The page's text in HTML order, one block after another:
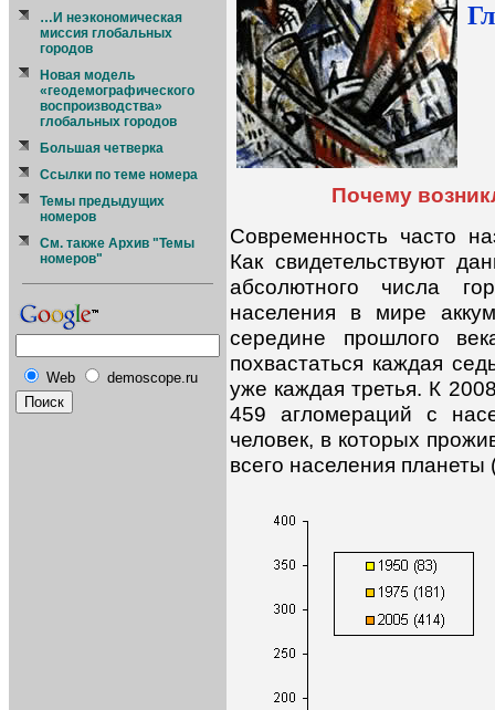
…И неэкономическая
миссия глобальных
городов
Новая модель
«геодемографического
воспроизводства»
глобальных городов
Большая четверка
Ссылки по теме номера
Темы предыдущих
номеров
См. также Архив "Темы
номеров"
Web demoscope.ru
Почему
Современность часто
Как свидетельствуют
абсолютного числа
населения в мире
середине прошлого
похвастаться каждая
уже каждая третья. К
459 агломераций с
человек, в которых
всего населения планеты